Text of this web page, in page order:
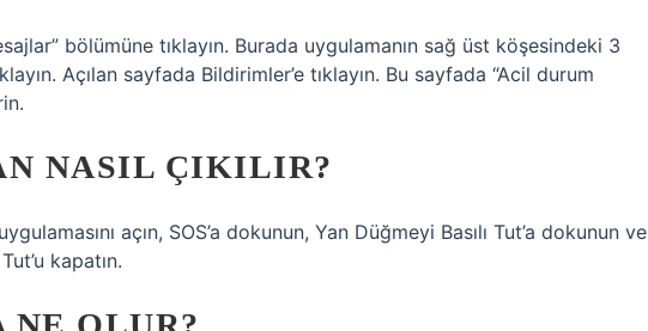
bölümüne tıklayın. Burada uygulamanın sağ üst köşesindeki 3
Açılan sayfada Bildirimler’e tıklayın. Bu sayfada “Acil durum
NASIL ÇIKILIR?
açın, SOS’a dokunun, Yan Düğmeyi Basılı Tut’a dokunun ve
kapatın.